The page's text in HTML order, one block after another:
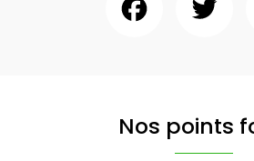
Nos points